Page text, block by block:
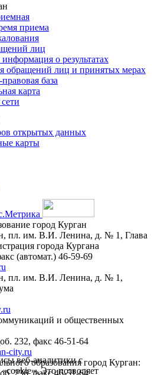
приема
лиц
о результатах
обращений лиц и принятых мерах
база
карта
открытых данных
карты
город Курган
пл. им. В.И. Ленина, д. № 1, Глава
города Кургана
(автомат.) 46-59-69
пл. им. В.И. Ленина, д. № 1,
и общественных
232, факс 46-51-64
city.ru
образования город Курган:
236, факс 46-51-64
веб-аналитики с
Это позволяет